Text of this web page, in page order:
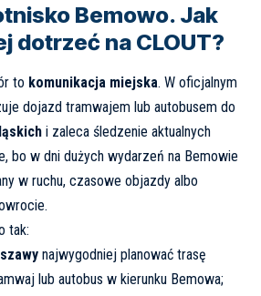
Bemowo. Jak
dotrzeć na CLOUT?
to komunikacja miejska. W oficjalnym
dojazd tramwajem lub autobusem do
i zaleca śledzenie aktualnych
bo w dni dużych wydarzeń na Bemowie
w ruchu, czasowe objazdy albo
tak:
najwygodniej planować trasę
lub autobus w kierunku Bemowa;